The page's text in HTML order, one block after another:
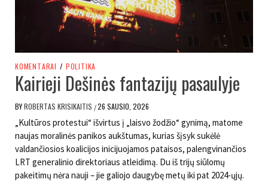
KOMENTARAI / POLITIKA
Kairieji Dešinės fantazijų pasaulyje
BYROBERTAS KRISIKAITIS /26 SAUSIO, 2026
„Kultūros protestui“ išvirtus į „laisvo žodžio“ gynimą, matome
naujas moralinės panikos aukštumas, kurias šįsyk sukėlė
valdančiosios koalicijos inicijuojamos pataisos, palengvinančios
LRT generalinio direktoriaus atleidimą. Du iš trijų siūlomų
pakeitimų nėra nauji – jie galiojo daugybę metų iki pat 2024-ųjų.